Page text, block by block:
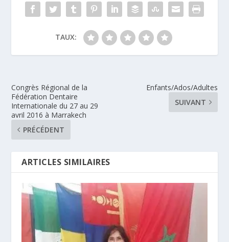
TAUX:
Congrès Régional de la
Fédération Dentaire
Internationale du 27 au 29
avril 2016 à Marrakech
PRÉCÉDENT
Enfants/Ados/Adultes
SUIVANT
ARTICLES SIMILAIRES